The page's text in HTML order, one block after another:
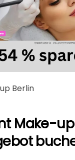
Berlin
Make-